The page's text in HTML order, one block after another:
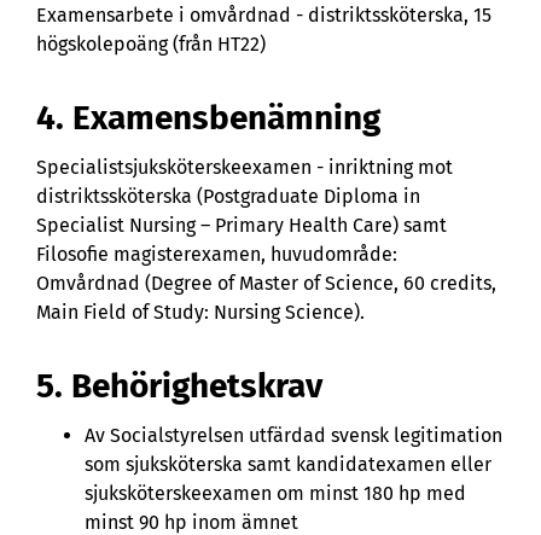
Examensarbete i omvårdnad - distriktssköterska, 15
högskolepoäng (från HT22)
4. Examensbenämning
Specialistsjuksköterskeexamen - inriktning mot
distriktssköterska (Postgraduate Diploma in
Specialist Nursing – Primary Health Care) samt
Filosofie magisterexamen, huvudområde:
Omvårdnad (Degree of Master of Science, 60 credits,
Main Field of Study: Nursing Science).
5. Behörighetskrav
Av Socialstyrelsen utfärdad svensk legitimation
som sjuksköterska samt kandidatexamen eller
sjuksköterskeexamen om minst 180 hp med
minst 90 hp inom ämnet